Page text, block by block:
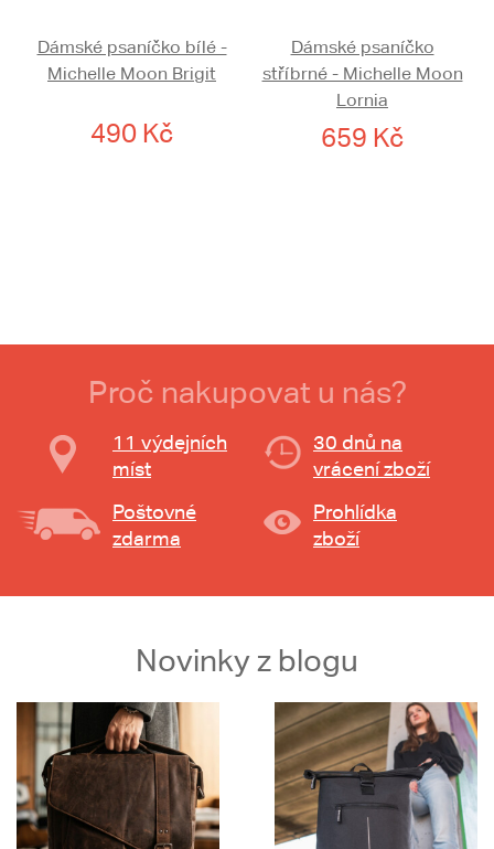
Dámské psaníčko bílé -
Michelle Moon Brigit
490 Kč
Dámské psaníčko
stříbrné - Michelle Moon
Lornia
659 Kč
Proč nakupovat u nás?
11 výdejních
míst
30 dnů na
vrácení zboží
Poštovné
zdarma
Prohlídka
zboží
Novinky z blogu